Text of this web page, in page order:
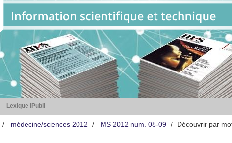
Lexique iPubli
médecine/sciences 2012 MS 2012 num. 08-09 Découvrir par